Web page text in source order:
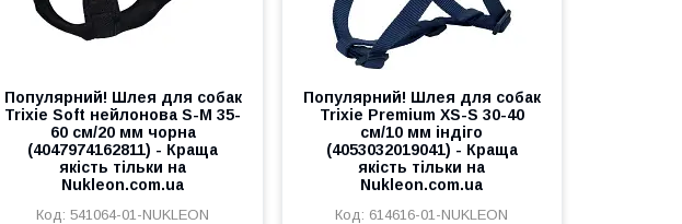
Популярний! Шлея для собак
Trixie Soft нейлонова S-M 35-
60 см/20 мм чорна
(4047974162811) - Краща
якість тільки на
Nukleon.com.ua
541064-01-NUKLEON
Популярний! Шлея для собак
Trixie Premium XS-S 30-40
см/10 мм індіго
(4053032019041) - Краща
якість тільки на
Nukleon.com.ua
614616-01-NUKLEON